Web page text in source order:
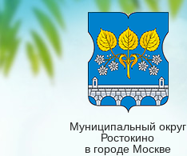
Муниципальный округ
Ростокино
в городе Москве